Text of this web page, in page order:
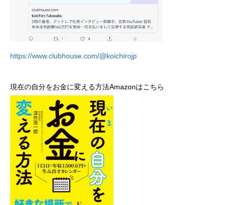
https://www.clubhouse.com/@koichirojp
現在の自分をお金に変える方法Amazonはこちら